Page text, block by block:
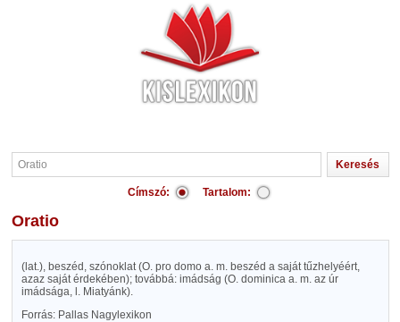
Címszó: Tartalom:
Oratio
(lat.), beszéd, szónoklat (O. pro domo a. m. beszéd a saját tűzhelyéért,
azaz saját érdekében); továbbá: imádság (O. dominica a. m. az úr
imádsága, l. Miatyánk).
Forrás: Pallas Nagylexikon